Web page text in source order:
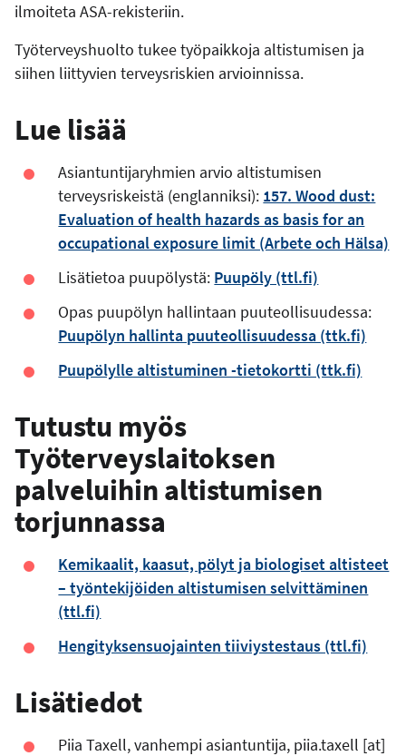
ilmoiteta ASA-rekisteriin.
Työterveyshuolto tukee työpaikkoja altistumisen ja
siihen liittyvien terveysriskien arvioinnissa.
Lue lisää
Asiantuntijaryhmien arvio altistumisen
terveysriskeistä (englanniksi): 157. Wood dust:
Evaluation of health hazards as basis for an
occupational exposure limit (Arbete och Hälsa)
Lisätietoa puupölystä: Puupöly (ttl.fi)
Opas puupölyn hallintaan puuteollisuudessa:
Puupölyn hallinta puuteollisuudessa (ttk.fi)
Puupölylle altistuminen -tietokortti (ttk.fi)
Tutustu myös
Työterveyslaitoksen
palveluihin altistumisen
torjunnassa
Kemikaalit, kaasut, pölyt ja biologiset altisteet
– työntekijöiden altistumisen selvittäminen
(ttl.fi)
Hengityksensuojainten tiiviystestaus (ttl.fi)
Lisätiedot
Piia Taxell, vanhempi asiantuntija, piia.taxell [at]